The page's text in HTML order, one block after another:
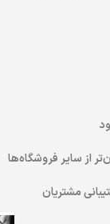
از سایر فروشگاه‌ها
مشتریان